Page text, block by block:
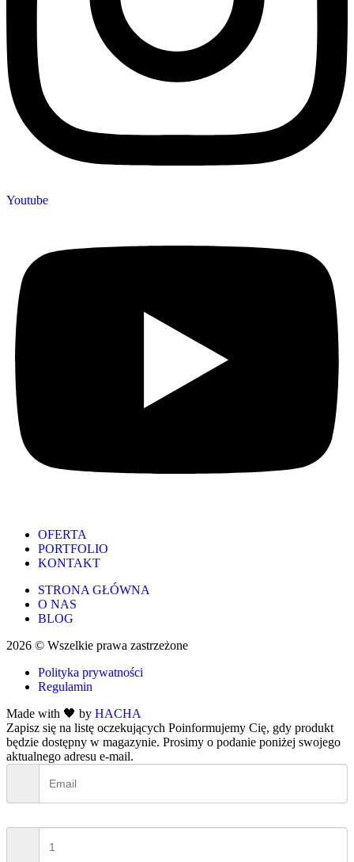
Youtube
OFERTA
PORTFOLIO
KONTAKT
STRONA GŁÓWNA
O NAS
BLOG
2026 © Wszelkie prawa zastrzeżone
Polityka prywatności
Regulamin
Made with 🖤 by HACHA
Zapisz się na listę oczekujących Poinformujemy Cię, gdy produkt
będzie dostępny w magazynie. Prosimy o podanie poniżej swojego
aktualnego adresu e-mail.